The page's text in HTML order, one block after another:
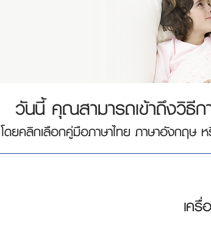
วันนี้ คุณสามารถเข้าถึงวิธีก
โดยคลิกเลือกคู่มือภาษาไทย ภาษาอังกฤษ
เครื่